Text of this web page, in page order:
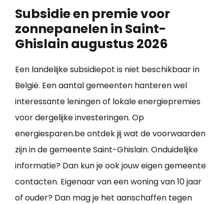
Subsidie en premie voor
zonnepanelen in Saint-
Ghislain augustus 2026
Een landelijke subsidiepot is niet beschikbaar in
België. Een aantal gemeenten hanteren wel
interessante leningen of lokale energiepremies
voor dergelijke investeringen. Op
energiesparen.be ontdek jij wat de voorwaarden
zijn in de gemeente Saint-Ghislain. Onduidelijke
informatie? Dan kun je ook jouw eigen gemeente
contacten. Eigenaar van een woning van 10 jaar
of ouder? Dan mag je het aanschaffen tegen